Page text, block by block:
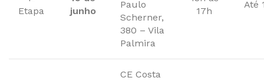
Etapa
junho
Paulo
Scherner,
380 – Vila
Palmira
17h
Até
CE Costa